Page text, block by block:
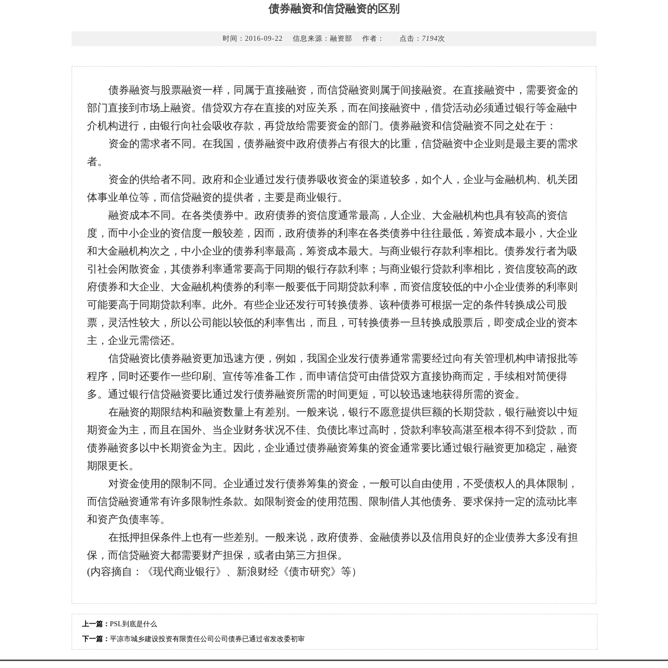
债券融资和信贷融资的区别
时间：2016-09-22 信息来源：融资部 作者： 点击： 7194次
债券融资与股票融资一样，同属于直接融资，而信贷融资则属于间接融资。在直接融资中，需要资金的
部门直接到市场上融资。借贷双方存在直接的对应关系，而在间接融资中，借贷活动必须通过银行等金融中
介机构进行，由银行向社会吸收存款，再贷放给需要资金的部门。债券融资和信贷融资不同之处在于：
资金的需求者不同。在我国，债券融资中政府债券占有很大的比重，信贷融资中企业则是最主要的需求
者。
资金的供给者不同。政府和企业通过发行债券吸收资金的渠道较多，如个人，企业与金融机构、机关团
体事业单位等，而信贷融资的提供者，主要是商业银行。
融资成本不同。在各类债券中。政府债券的资信度通常最高，人企业、大金融机构也具有较高的资信
度，而中小企业的资信度一般较差，因而，政府债券的利率在各类债券中往往最低，筹资成本最小，大企业
和大金融机构次之，中小企业的债券利率最高，筹资成本最大。与商业银行存款利率相比。债券发行者为吸
引社会闲散资金，其债券利率通常要高于同期的银行存款利率；与商业银行贷款利率相比，资信度较高的政
府债券和大企业、大金融机构债券的利率一般要低于同期贷款利率，而资信度较低的中小企业债券的利率则
可能要高于同期贷款利率。此外。有些企业还发行可转换债券、该种债券可根据一定的条件转换成公司股
票，灵活性较大，所以公司能以较低的利率售出，而且，可转换债券一旦转换成股票后，即变成企业的资本
主，企业元需偿还。
信贷融资比债券融资更加迅速方便，例如，我国企业发行债券通常需要经过向有关管理机构申请报批等
程序，同时还要作一些印刷、宣传等准备工作，而申请信贷可由借贷双方直接协商而定，手续相对简便得
多。通过银行信贷融资要比通过发行债券融资所需的时间更短，可以较迅速地获得所需的资金。
在融资的期限结构和融资数量上有差别。一般来说，银行不愿意提供巨额的长期贷款，银行融资以中短
期资金为主，而且在国外、当企业财务状况不佳、负债比率过高时，贷款利率较高湛至根本得不到贷款，而
债券融资多以中长期资金为主。因此，企业通过债券融资筹集的资金通常要比通过银行融资更加稳定，融资
期限更长。
对资金使用的限制不同。企业通过发行债券筹集的资金，一般可以自由使用，不受债权人的具体限制，
而信贷融资通常有许多限制性条款。如限制资金的使用范围、限制借人其他债务、要求保持一定的流动比率
和资产负债率等。
在抵押担保条件上也有一些差别。一般来说，政府债券、金融债券以及信用良好的企业债券大多没有担
保，而信贷融资大都需要财产担保，或者由第三方担保。
(内容摘自：《现代商业银行》、新浪财经《债市研究》等）
上一篇： PSL到底是什么
下一篇： 平凉市城乡建设投资有限责任公司公司债券已通过省发改委初审